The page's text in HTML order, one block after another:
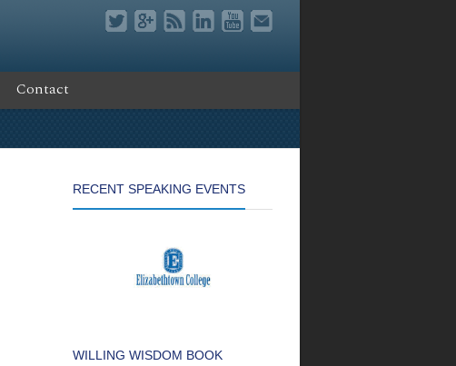
Contact
RECENT SPEAKING EVENTS
WILLING WISDOM BOOK